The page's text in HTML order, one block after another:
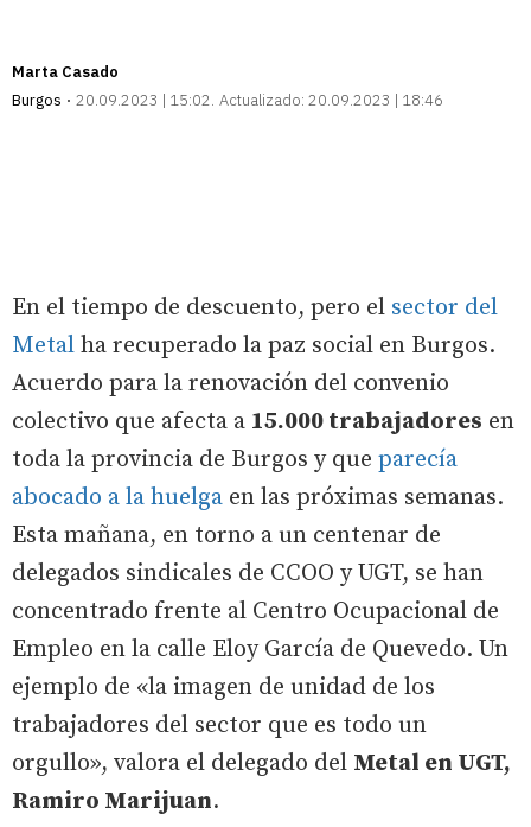
Marta Casado
Burgos
20.09.2023 | 15:02 Actualizado: 20.09.2023 | 18:46
En el tiempo de descuento, pero el sector del
Metal ha recuperado la paz social en Burgos.
Acuerdo para la renovación del convenio
colectivo que afecta a 15.000 trabajadores en
toda la provincia de Burgos y que parecía
abocado a la huelga en las próximas semanas.
Esta mañana, en torno a un centenar de
delegados sindicales de CCOO y UGT, se han
concentrado frente al Centro Ocupacional de
Empleo en la calle Eloy García de Quevedo. Un
ejemplo de «la imagen de unidad de los
trabajadores del sector que es todo un
orgullo», valora el delegado del Metal en UGT,
Ramiro Marijuan.